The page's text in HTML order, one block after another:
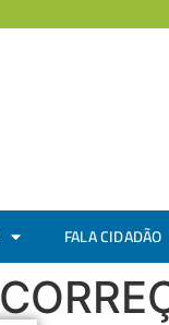
FALA CIDADÃO